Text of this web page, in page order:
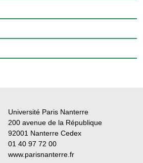
Université Paris Nanterre
200 avenue de la République
92001 Nanterre Cedex
01 40 97 72 00
www.parisnanterre.fr